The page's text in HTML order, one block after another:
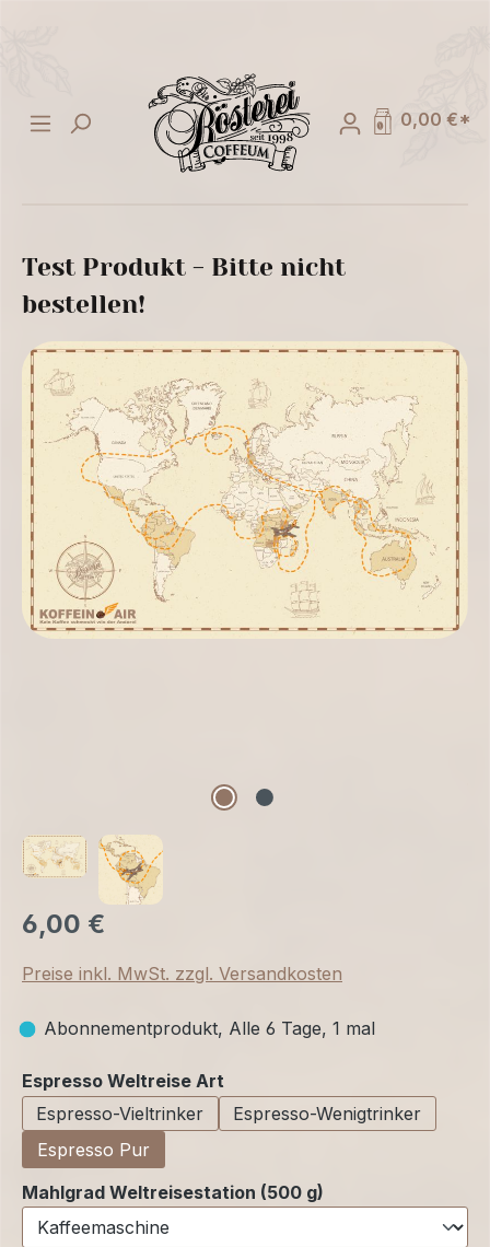
0,00 €*
Test Produkt - Bitte nicht
bestellen!
6,00 €
Preise inkl. MwSt. zzgl. Versandkosten
Abonnementprodukt, Alle 6 Tage, 1 mal
Espresso Weltreise Art
Espresso-Vieltrinker
Espresso-Wenigtrinker
Espresso Pur
Mahlgrad Weltreisestation (500 g)